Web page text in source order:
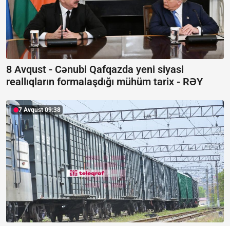
8 Avqust - Cənubi Qafqazda yeni siyasi
reallıqların formalaşdığı mühüm tarix - RƏY
7 Avqust 09:38